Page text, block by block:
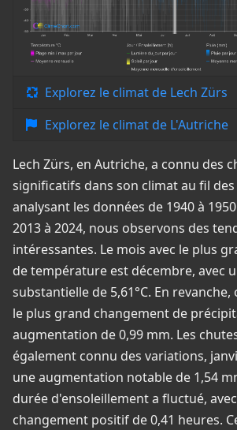
Explorez le climat de Lech Zürs
Explorez le climat de L'Autriche
Lech Zürs, en Autriche, a connu des
significatifs dans son climat au fil des
analysant les données de 1940 à
2013 à 2024, nous observons des
intéressantes. Le mois avec le plus
de température est décembre, avec
substantielle de 5,61°C. En
le plus grand changement de
augmentation de 0,99 mm. Les
également connu des variations,
une augmentation notable de 1,54
durée d'ensoleillement a fluctué,
changement positif de 0,41 heures.